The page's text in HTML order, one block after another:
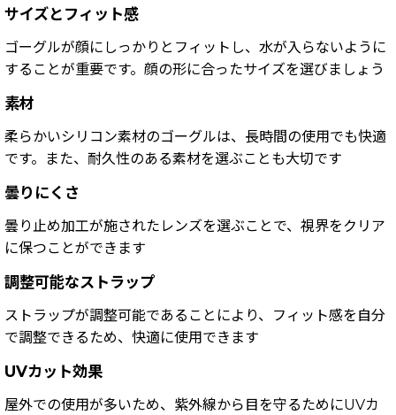
サイズとフィット感
ゴーグルが顔にしっかりとフィットし、水が入らないように
することが重要です。顔の形に合ったサイズを選びましょう
素材
柔らかいシリコン素材のゴーグルは、長時間の使用でも快適
です。また、耐久性のある素材を選ぶことも大切です
曇りにくさ
曇り止め加工が施されたレンズを選ぶことで、視界をクリア
に保つことができます
調整可能なストラップ
ストラップが調整可能であることにより、フィット感を自分
で調整できるため、快適に使用できます
UVカット効果
屋外での使用が多いため、紫外線から目を守るためにUVカ